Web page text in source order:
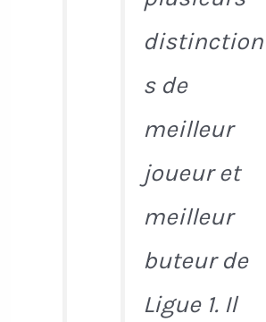
distinction
s de
meilleur
joueur et
meilleur
buteur de
Ligue 1. Il